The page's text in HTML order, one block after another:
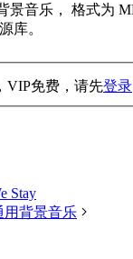
景音乐， 格式为
库。
VIP免费，请先登录
Stay
用背景音乐